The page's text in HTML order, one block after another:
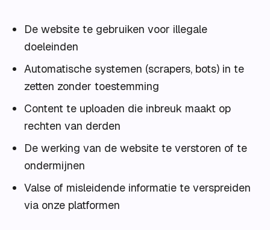
De website te gebruiken voor illegale
doeleinden
Automatische systemen (scrapers, bots) in te
zetten zonder toestemming
Content te uploaden die inbreuk maakt op
rechten van derden
De werking van de website te verstoren of te
ondermijnen
Valse of misleidende informatie te verspreiden
via onze platformen